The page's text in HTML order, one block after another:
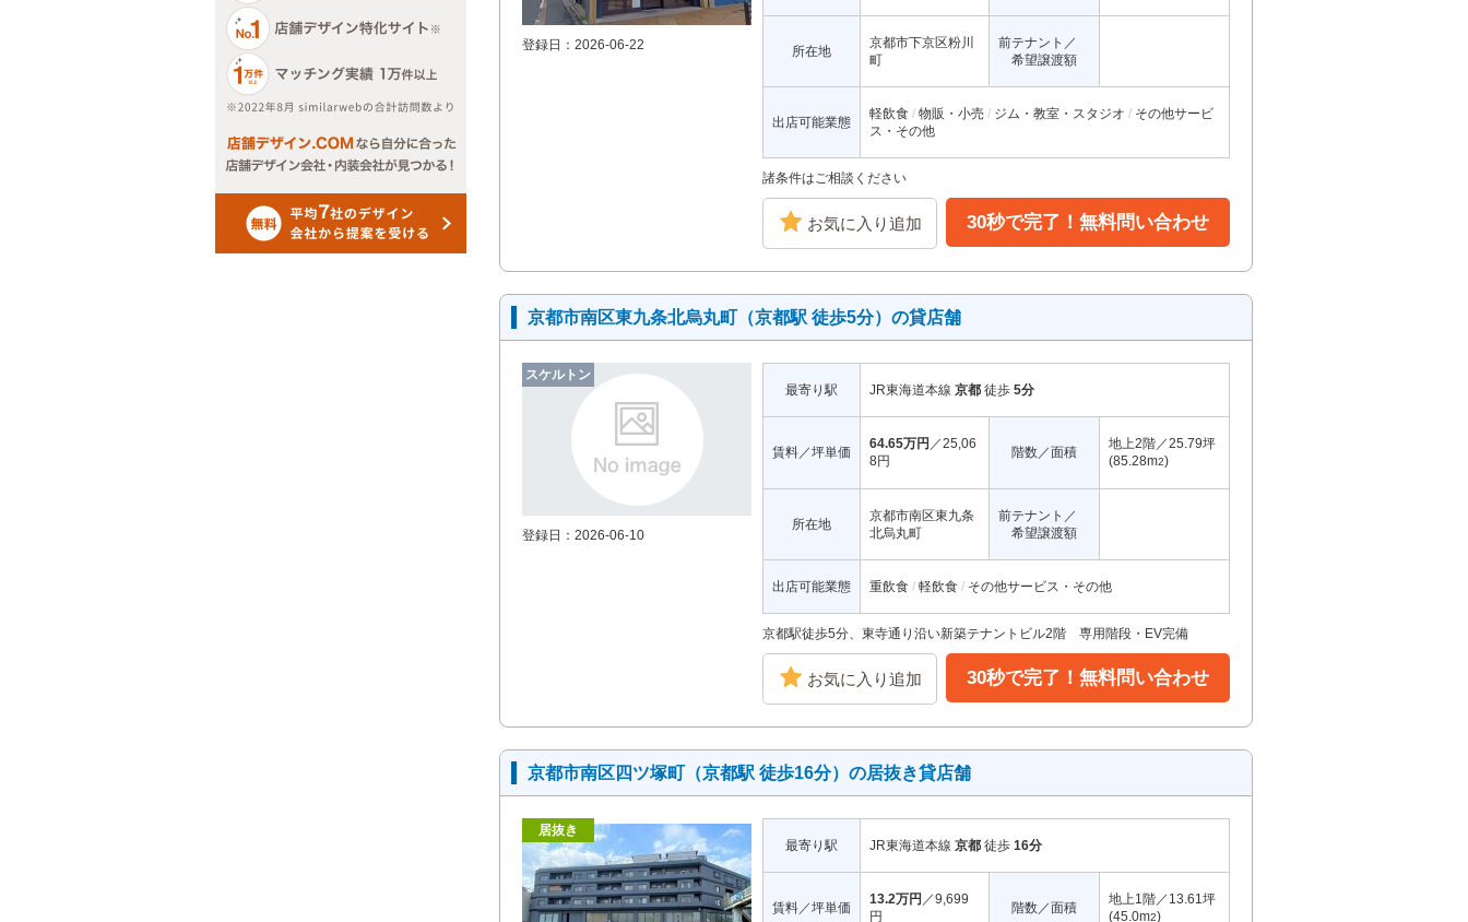
登録日：2026-06-22 所在地
京都市下京区粉川
町
前テナント／
希望譲渡額
出店可能業態
軽飲食 物販・小売 ジム・教室・スタジオ
その他サービ
ス・その他
諸条件はご相談ください
お気に入り追加 30秒で完了！無料問い合わせ
京都市南区東九条北烏丸町（京都駅 徒歩5分）の貸店舗
スケルトン
登録日：2026-06-10
最寄り駅 JR東海道本線 京都 徒歩 5分
賃料／坪単価
64.65万円 ／25,06
8円
階数／面積
地上2階／25.79坪
(85.28m2)
所在地
京都市南区東九条
北烏丸町
前テナント／
希望譲渡額
出店可能業態 重飲食 軽飲食 その他サービス・その他
京都駅徒歩5分、東寺通り沿い新築テナントビル2階 専用階段・EV完備
お気に入り追加 30秒で完了！無料問い合わせ
京都市南区四ツ塚町（京都駅 徒歩16分）の居抜き貸店舗
居抜き
最寄り駅
JR東海道本線 京都 徒歩 16分
賃料／坪単価
13.2万円 ／9,699
円
階数／面積
地上1階／13.61坪
(45.0m2)